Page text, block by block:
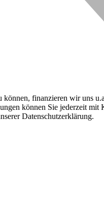
finanzieren wir uns
können Sie jederzeit
Datenschutzerklärung.